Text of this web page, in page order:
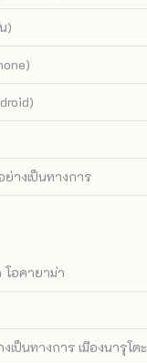
)
างเป็นทางการ
โอคายาม่า
เป็นทางการ เมืองนารุโตะ